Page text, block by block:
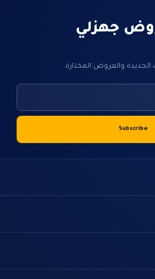
جهزلي
والعروض المختارة.